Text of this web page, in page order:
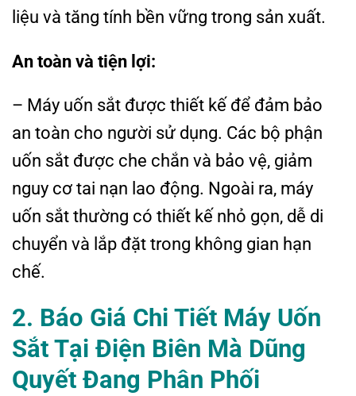
liệu và tăng tính bền vững trong sản xuất.
An toàn và tiện lợi:
– Máy uốn sắt được thiết kế để đảm bảo
an toàn cho người sử dụng. Các bộ phận
uốn sắt được che chắn và bảo vệ, giảm
nguy cơ tai nạn lao động. Ngoài ra, máy
uốn sắt thường có thiết kế nhỏ gọn, dễ di
chuyển và lắp đặt trong không gian hạn
chế.
2. Báo Giá Chi Tiết Máy Uốn
Sắt Tại Điện Biên Mà Dũng
Quyết Đang Phân Phối